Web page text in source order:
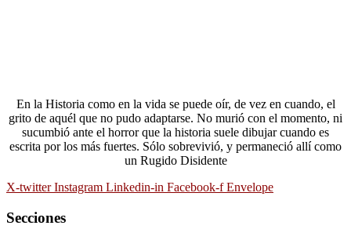
En la Historia como en la vida se puede oír, de vez en cuando, el
grito de aquél que no pudo adaptarse. No murió con el momento, ni
sucumbió ante el horror que la historia suele dibujar cuando es
escrita por los más fuertes. Sólo sobrevivió, y permaneció allí como
un Rugido Disidente
X-twitter Instagram Linkedin-in Facebook-f Envelope
Secciones